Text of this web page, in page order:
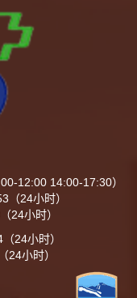
12:00 14:00-17:30）
（24小时）
24小时）
24小时）
24小时）